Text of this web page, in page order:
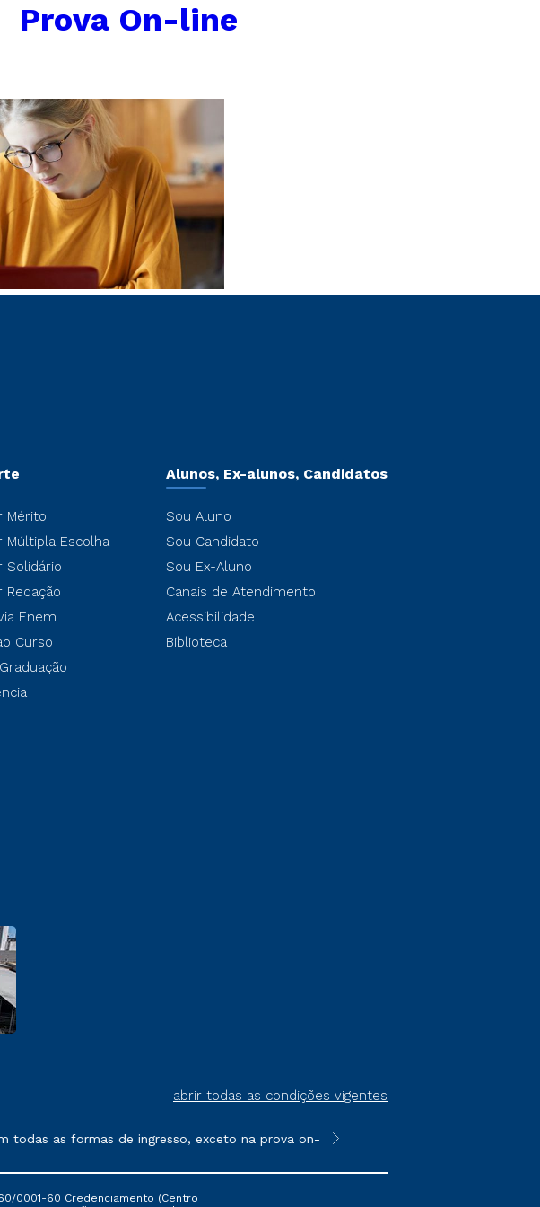
Prova On-line
Mérito
Múltipla Escolha
Solidário
Redação
Enem
Curso
Alunos, Ex-alunos, Candidatos
Sou Aluno
Sou Candidato
Sou Ex-Aluno
Canais de Atendimento
Acessibilidade
Biblioteca
abrir todas as condições vigentes
as formas de ingresso, exceto na prova on-line ou agendada, que ofertam
**Semipresencial é um formato do
0001-60 Credenciamento (Centro